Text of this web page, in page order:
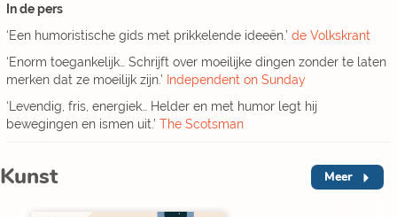
In de pers
‘Een humoristische gids met prikkelende ideeën.’ de Volkskrant
‘Enorm toegankelijk… Schrijft over moeilijke dingen zonder te laten
merken dat ze moeilijk zijn.’ Independent on Sunday
‘Levendig, fris, energiek… Helder en met humor legt hij
bewegingen en ismen uit.’ The Scotsman
Kunst Meer